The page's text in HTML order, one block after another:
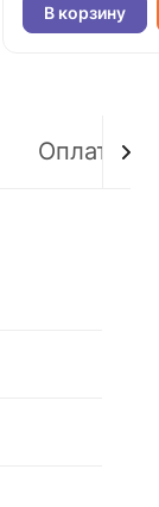
В корзину
Оплата